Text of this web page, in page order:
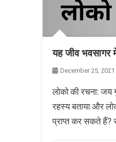
यह जीव
December 25, 2021
लोको की रचना: जय
रहस्य बताया और
प्राप्त कर सकते